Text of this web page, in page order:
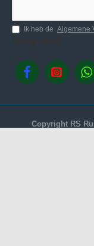
Ik heb de Algemene
Copyright RS